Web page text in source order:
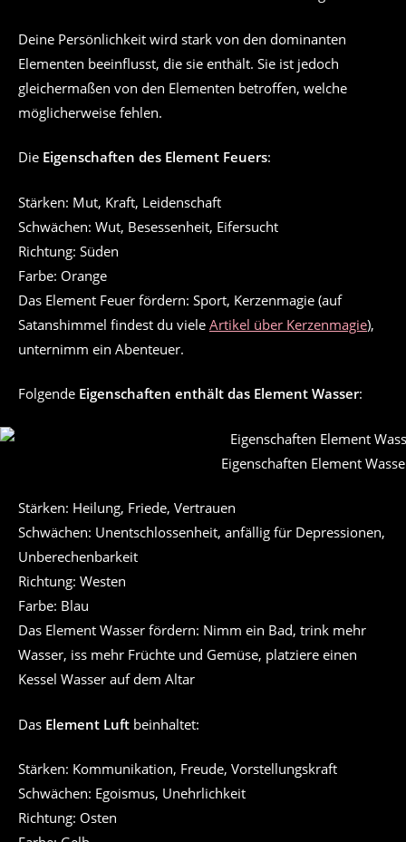
Deine Persönlichkeit wird stark von den dominanten
Elementen beeinflusst, die sie enthält. Sie ist jedoch
gleichermaßen von den Elementen betroffen, welche
möglicherweise fehlen.
Die Eigenschaften des Element Feuers:
Stärken: Mut, Kraft, Leidenschaft
Schwächen: Wut, Besessenheit, Eifersucht
Richtung: Süden
Farbe: Orange
Das Element Feuer fördern: Sport, Kerzenmagie (auf
Satanshimmel findest du viele Artikel über Kerzenmagie),
unternimm ein Abenteuer.
Folgende Eigenschaften enthält das Element Wasser:
Eigenschaften Element
Stärken: Heilung, Friede, Vertrauen
Schwächen: Unentschlossenheit, anfällig für Depressionen,
Unberechenbarkeit
Richtung: Westen
Farbe: Blau
Das Element Wasser fördern: Nimm ein Bad, trink mehr
Wasser, iss mehr Früchte und Gemüse, platziere einen
Kessel Wasser auf dem Altar
Das Element Luft beinhaltet:
Stärken: Kommunikation, Freude, Vorstellungskraft
Schwächen: Egoismus, Unehrlichkeit
Richtung: Osten